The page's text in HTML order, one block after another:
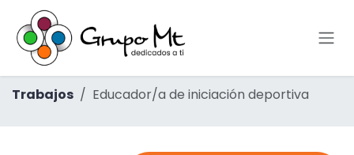
Ir al contenido
Trabajos Educador/a de iniciación deportiva